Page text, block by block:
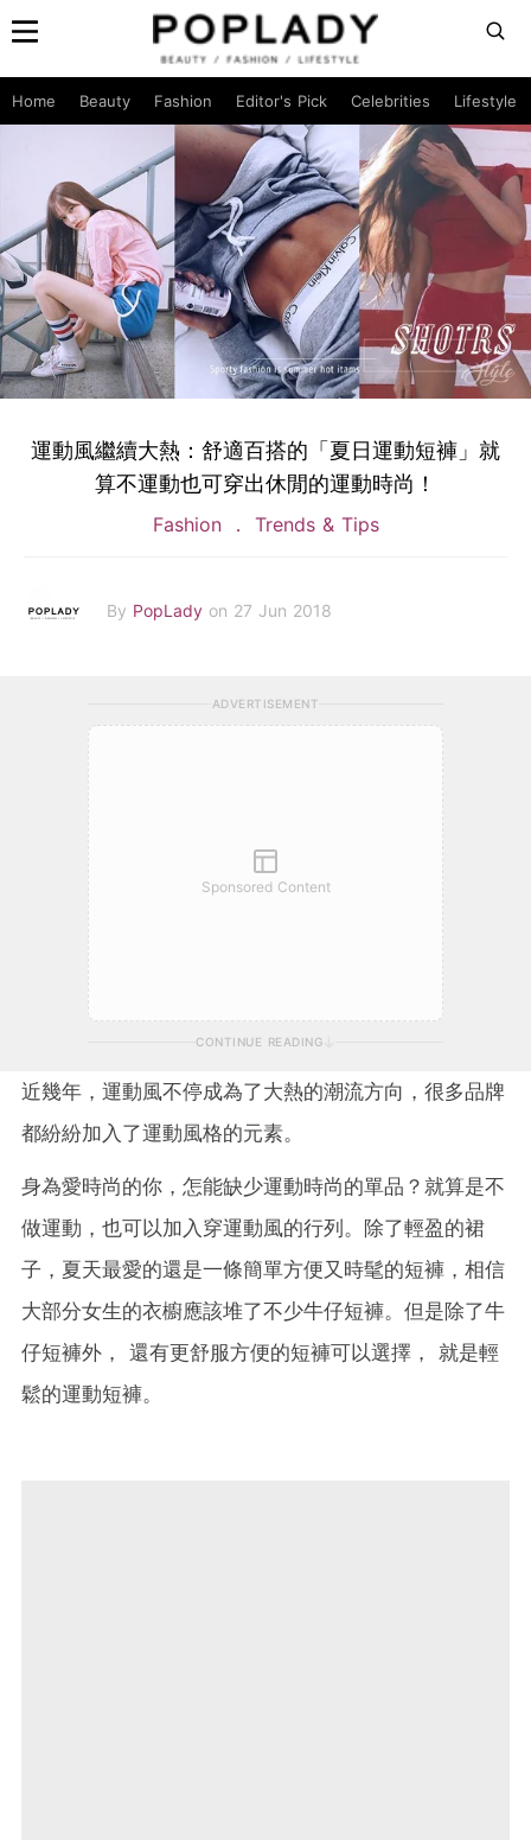
Home Beauty Fashion Editor's Pick Celebrities Lifestyle
運動風繼續大熱：舒適百搭的「夏日運動短褲」就
算不運動也可穿出休閒的運動時尚！
Fashion Trends & Tips
By PopLady on 27 Jun 2018
ADVERTISEMENT
Sponsored Content
CONTINUE READING
近幾年，運動風不停成為了大熱的潮流方向，很多品牌
都紛紛加入了運動風格的元素。
身為愛時尚的你，怎能缺少運動時尚的單品？就算是不
做運動，也可以加入穿運動風的行列。除了輕盈的裙
子，夏天最愛的還是一條簡單方便又時髦的短褲，相信
大部分女生的衣櫥應該堆了不少牛仔短褲。但是除了牛
仔短褲外， 還有更舒服方便的短褲可以選擇， 就是輕
鬆的運動短褲。